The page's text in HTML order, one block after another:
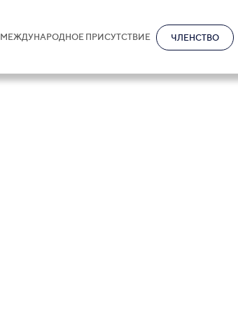
МЕЖДУНАРОДНОЕ ПРИСУТСТВИЕ ЧЛЕНСТВО